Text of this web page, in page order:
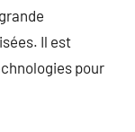
Il est
pour